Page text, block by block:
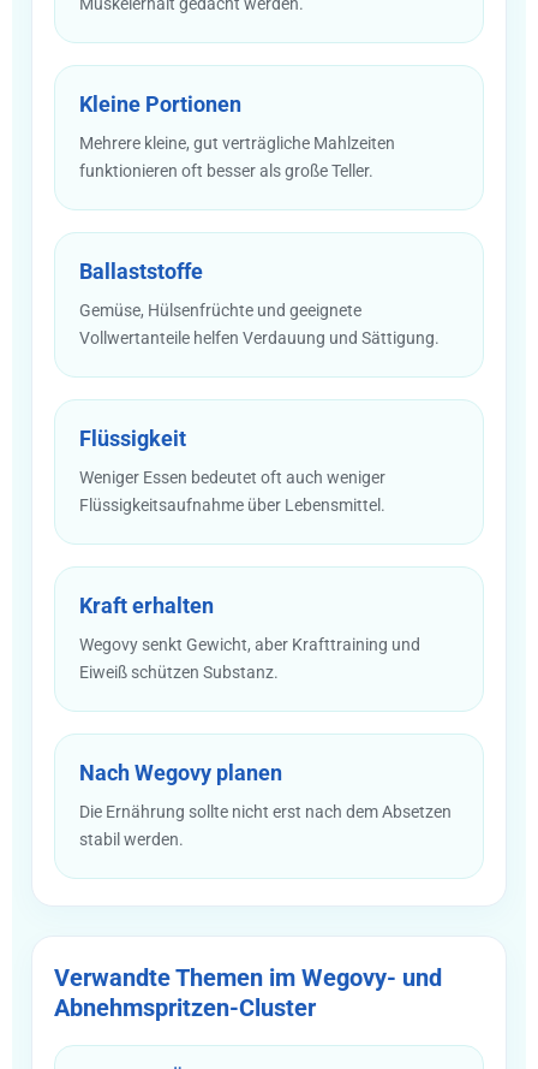
Kleine Portionen
Mehrere kleine, gut verträgliche Mahlzeiten
funktionieren oft besser als große Teller.
Ballaststoffe
Gemüse, Hülsenfrüchte und geeignete
Vollwertanteile helfen Verdauung und Sättigung.
Flüssigkeit
Weniger Essen bedeutet oft auch weniger
Flüssigkeitsaufnahme über Lebensmittel.
Kraft erhalten
Wegovy senkt Gewicht, aber Krafttraining und
Eiweiß schützen Substanz.
Nach Wegovy planen
Die Ernährung sollte nicht erst nach dem Absetzen
stabil werden.
Verwandte Themen im Wegovy- und
Abnehmspritzen-Cluster